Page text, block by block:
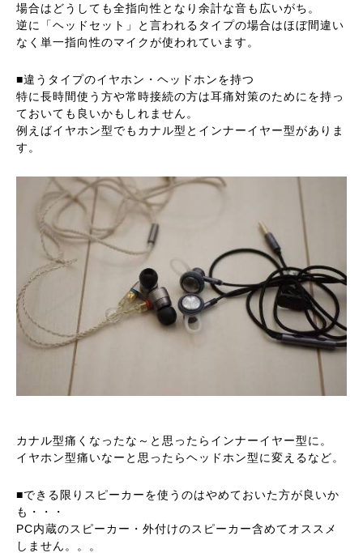
場合はどうしても全指向性となり余計な音も広いがち。
逆に「ヘッドセット」と言われるタイプの場合はほぼ間違い
なく単一指向性のマイクが使われています。
■違うタイプのイヤホン・ヘッドホンを持つ
特に長時間使う方や常時接続の方は耳痛対策のためにを持っ
ておいても良いかもしれません。
例えばイヤホン型でもカナル型とインナーイヤー型がありま
す。
カナル型痛くなったな～と思ったらインナーイヤー型に。
イヤホン型痛いなーと思ったらヘッドホン型に変えるなど。
■できる限りスピーカーを使うのはやめておいた方が良いか
も・・・
PC内蔵のスピーカー・外付けのスピーカー含めてオススメ
しません。。。